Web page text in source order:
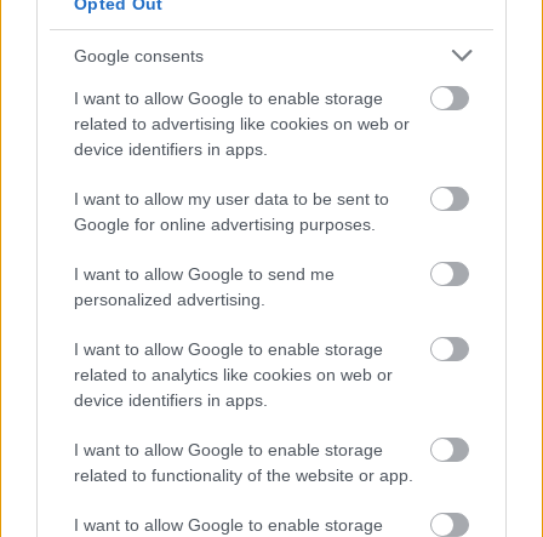
Google consents
I want to allow Google to enable storage
related to advertising like cookies on web or
device identifiers in apps.
I want to allow my user data to be sent to
Google for online advertising purposes.
I want to allow Google to send me
personalized advertising.
I want to allow Google to enable storage
related to analytics like cookies on web or
device identifiers in apps.
I want to allow Google to enable storage
related to functionality of the website or app.
I want to allow Google to enable storage
fájdalmakat,
a fahéj segíti a Qi és a vér kiegyensúlyozott
áramlását,
a fokhagyma pedig szintúgy véráramlás fokozó
hatású.
goji bogyót és a jujubát is. (Ezek mindegyike
üzletközpontokban, szárított formában.)
A goji bogyó segíti a vér- és a Qi áramlásának
szabályozását, de fontos megjegyezni, hogy (a
TikTok videókban megosztott tanácsokkal